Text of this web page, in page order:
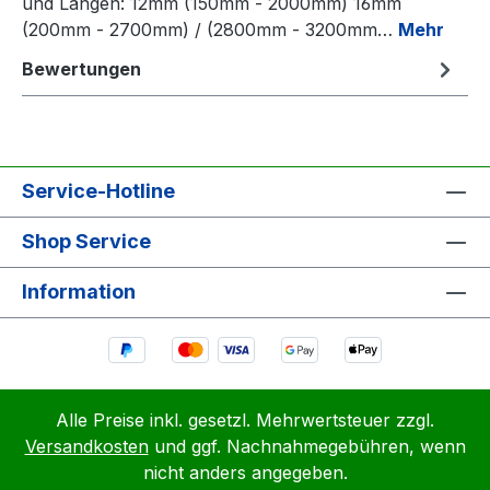
(200mm - 2700mm) / (2800mm - 3200mm… Mehr
Bewertungen
Service-Hotline
Shop Service
Information
Alle Preise inkl. gesetzl. Mehrwertsteuer zzgl.
Versandkostenund ggf. Nachnahmegebühren, wenn
nicht anders angegeben.